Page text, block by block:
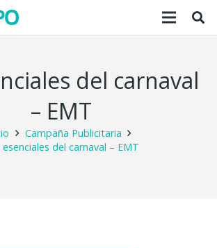
del carnaval
– EMT
Campaña Publicitaria
esenciales del carnaval – EMT